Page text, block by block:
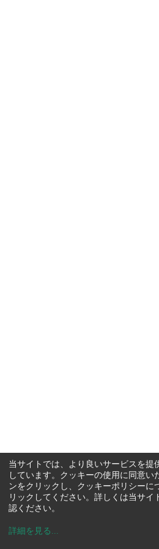
当サイトでは、より良いサービスを提
しています。クッキーの使用に同意い
ンをクリックし、クッキーポリシーに
リックしてください。詳しくは当サイ
認ください。
詳細を見る ...